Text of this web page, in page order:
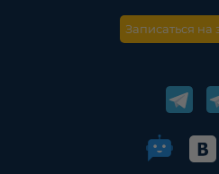
Записаться на